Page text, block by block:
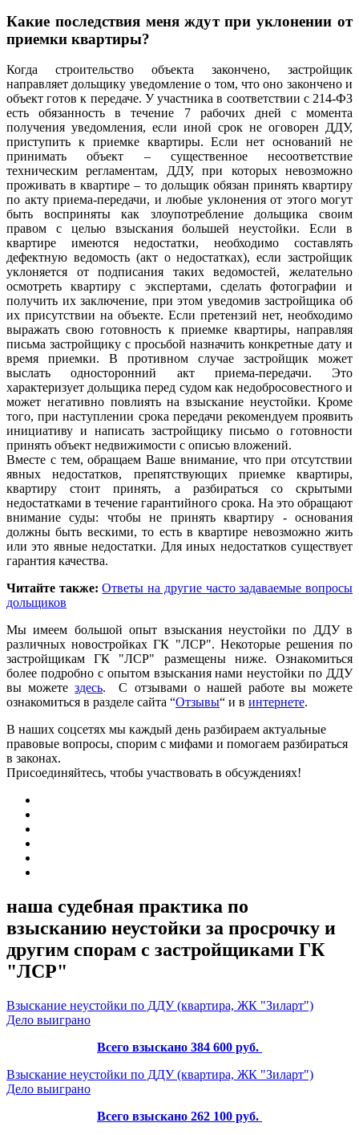
Какие последствия меня ждут при уклонении от
приемки квартиры?
Когда строительство объекта закончено, застройщик
направляет дольщику уведомление о том, что оно закончено и
объект готов к передаче. У участника в соответствии с 214-ФЗ
есть обязанность в течение 7 рабочих дней с момента
получения уведомления, если иной срок не оговорен ДДУ,
приступить к приемке квартиры. Если нет оснований не
принимать объект – существенное несоответствие
техническим регламентам, ДДУ, при которых невозможно
проживать в квартире – то дольщик обязан принять квартиру
по акту приема-передачи, и любые уклонения от этого могут
быть восприняты как злоупотребление дольщика своим
правом с целью взыскания большей неустойки. Если в
квартире имеются недостатки, необходимо составлять
дефектную ведомость (акт о недостатках), если застройщик
уклоняется от подписания таких ведомостей, желательно
осмотреть квартиру с экспертами, сделать фотографии и
получить их заключение, при этом уведомив застройщика об
их присутствии на объекте. Если претензий нет, необходимо
выражать свою готовность к приемке квартиры, направляя
письма застройщику с просьбой назначить конкретные дату и
время приемки. В противном случае застройщик может
выслать односторонний акт приема-передачи. Это
характеризует дольщика перед судом как недобросовестного и
может негативно повлиять на взыскание неустойки. Кроме
того, при наступлении срока передачи рекомендуем проявить
инициативу и написать застройщику письмо о готовности
принять объект недвижимости с описью вложений.
Вместе с тем, обращаем Ваше внимание, что при отсутствии
явных недостатков, препятствующих приемке квартиры,
квартиру стоит принять, а разбираться со скрытыми
недостатками в течение гарантийного срока. На это обращают
внимание суды: чтобы не принять квартиру - основания
должны быть вескими, то есть в квартире невозможно жить
или это явные недостатки. Для иных недостатков существует
гарантия качества.
Читайте также: Ответы на другие часто задаваемые вопросы
дольщиков
Мы имеем большой опыт взыскания неустойки по ДДУ в
различных новостройках ГК "ЛСР". Некоторые решения по
застройщикам ГК "ЛСР" размещены ниже. Ознакомиться
более подробно с опытом взыскания нами неустойки по ДДУ
вы можетездесь. С отзывами о нашей работе вы можете
ознакомиться в разделе сайта “Отзывы“ и в интернете.
В наших соцсетях мы каждый день разбираем актуальные
правовые вопросы, спорим с мифами и помогаем разбираться
в законах.
Присоединяйтесь, чтобы участвовать в обсуждениях!
наша судебная практика по
взысканию неустойки за просрочку и
другим спорам с застройщиками ГК
"ЛСР"
Взыскание неустойки по ДДУ (квартира, ЖК "Зиларт")
Дело выиграно
Всего взыскано 384 600 руб.
Взыскание неустойки по ДДУ (квартира, ЖК "Зиларт")
Дело выиграно
Всего взыскано 262 100 руб.